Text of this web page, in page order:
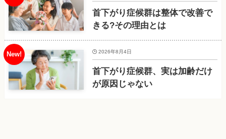
首下がり症候群は整体で改善で
きる?その理由とは
首下がり症候群、実は加齢だけ
が原因じゃない
2026年8月4日